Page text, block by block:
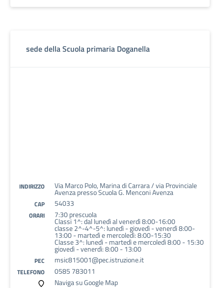
sede della Scuola primaria Doganella
INDIRIZZO Via Marco Polo, Marina di Carrara / via Provinciale
Avenza presso Scuola G. Menconi Avenza
CAP 54033
ORARI 7:30 prescuola
Classi 1^: dal lunedì al venerdì 8:00-16:00
classe 2^-4^-5^: lunedì - giovedì - venerdì 8:00-
13:00 - martedì e mercoledì: 8:00-15:30
Classe 3^: lunedì - martedì e mercoledì 8:00 - 15:30
giovedì - venerdì: 8:00 - 13:00
PEC msic815001@pec.istruzione.it
TELEFONO
0585 783011
Naviga su Google Map